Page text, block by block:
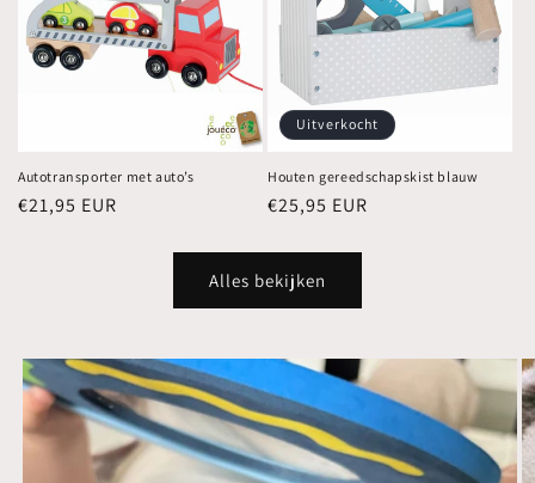
Autotransporter met auto’s
Normale
€21,95 EUR
Uitverkocht
Houten gereedschapskist blauw
Normale
€25,95 EUR
Alles bekijken